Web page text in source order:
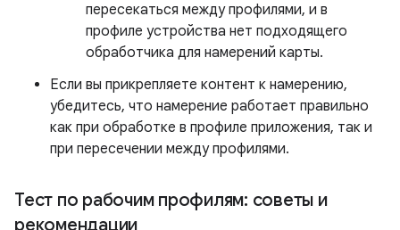
пересекаться между профилями, и в
профиле устройства нет подходящего
обработчика для намерений карты.
Если вы прикрепляете контент к намерению,
убедитесь, что намерение работает правильно
как при обработке в профиле приложения, так и
при пересечении между профилями.
Тест по рабочим профилям: советы и
рекомендации